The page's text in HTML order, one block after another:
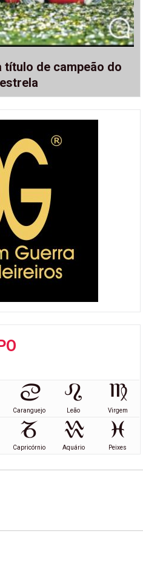
título de campeão do
Caranguejo Leão Virgem
Capricórnio Aquário Peixes